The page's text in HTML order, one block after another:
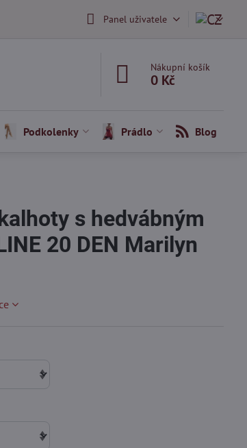
Panel uživatele
Nákupní košík
0 Kč
Podkolenky Prádlo Blog
s hedvábným
20 DEN Marilyn